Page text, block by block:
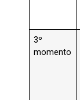
3º
momento